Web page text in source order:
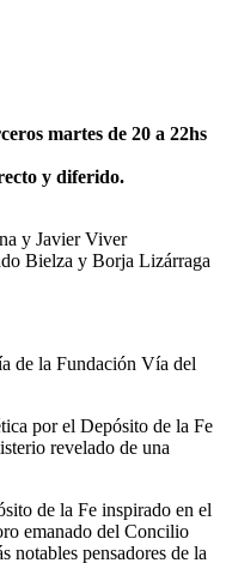
martes de 20 a 22hs
y diferido.
y Javier Viver
Bielza y Borja Lizárraga
de la Fundación Vía del
por el Depósito de la Fe
revelado de una
de la Fe inspirado en el
emanado del Concilio
notables pensadores de la